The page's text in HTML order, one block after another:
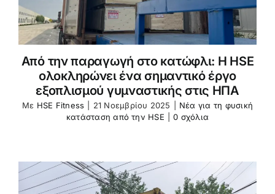
Από την παραγωγή στο κατώφλι: Η HSE
ολοκληρώνει ένα σημαντικό έργο
εξοπλισμού γυμναστικής στις ΗΠΑ
Με HSE Fitness 21 Νοεμβρίου 2025
Νέα για τη φυσική
κατάσταση από την HSE
0 σχόλια